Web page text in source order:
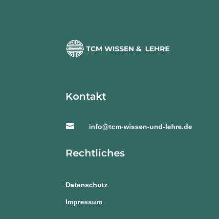
Kontakt
 info@tcm-wissen-und-lehre.de
Rechtliches
Datenschutz
Impressum